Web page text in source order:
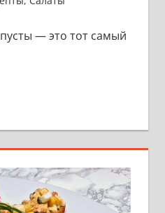
— это тот самый